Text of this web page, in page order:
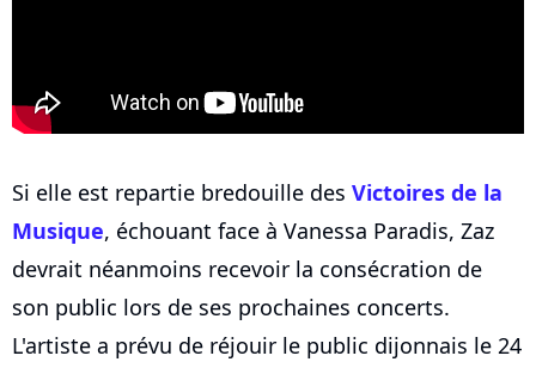
Si elle est repartie bredouille des Victoires de la
Musique, échouant face à Vanessa Paradis, Zaz
devrait néanmoins recevoir la consécration de
son public lors de ses prochaines concerts.
L'artiste a prévu de réjouir le public dijonnais le 24